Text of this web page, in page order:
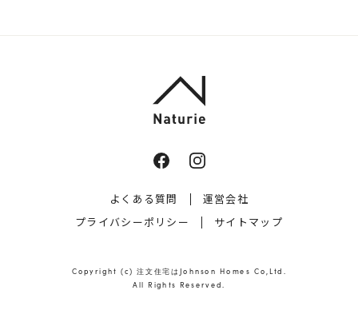
よくある質問
運営会社
プライバシーポリシー
サイトマップ
Copyright (c) 注文住宅はJohnson Homes Co,Ltd.
All Rights Reserved.